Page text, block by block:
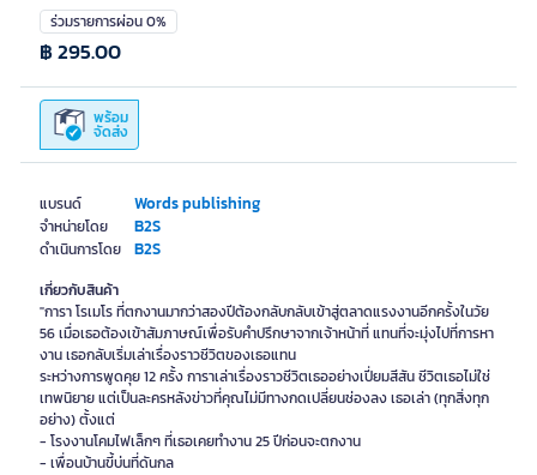
แบรนด์ Words publishing
จำหน่ายโดย B2S
ดำเนินการโดย B2S
ร่วมรายการผ่อน 0%
พร้อม
จัดส่ง
฿ 295.00
เกี่ยวกับสินค้า
"การา โรเมโร ที่ตกงานมากว่าสองปีต้องกลับกลับเข้าสู่ตลาดแรงงานอีกครั้งในวัย
56 เมื่อเธอต้องเข้าสัมภาษณ์เพื่อรับคำปรึกษาจากเจ้าหน้าที่ แทนที่จะมุ่งไปที่การหา
งาน เธอกลับเริ่มเล่าเรื่องราวชีวิตของเธอแทน
ระหว่างการพูดคุย 12 ครั้ง การาเล่าเรื่องราวชีวิตเธออย่างเปี่ยมสีสัน ชีวิตเธอไม่ใช่
เทพนิยาย แต่เป็นละครหลังข่าวที่คุณไม่มีทางกดเปลี่ยนช่องลง เธอเล่า (ทุกสิ่งทุก
อย่าง) ตั้งแต่
- โรงงานโคมไฟเล็กๆ ที่เธอเคยทำงาน 25 ปีก่อนจะตกงาน
- เพื่อนบ้านขี้บ่นที่ดันกล